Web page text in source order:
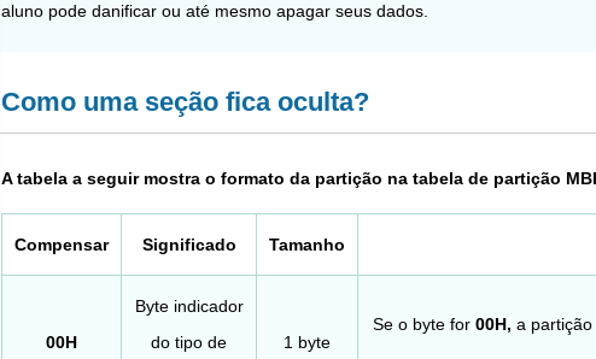
aluno pode danificar ou até mesmo apagar seus dados.
Como uma seção fica oculta?
A tabela a seguir mostra o formato da partição na tabela de partição
Compensar Significado Tamanho
00H
Byte indicador
do tipo de
1 byte
Se o byte for 00H, a